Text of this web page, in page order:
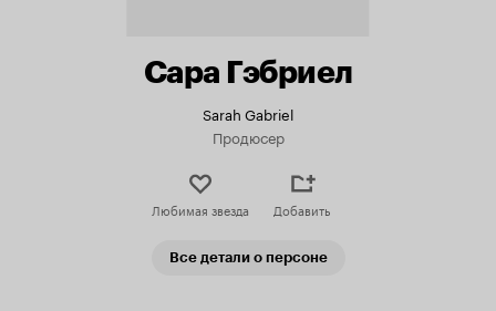
Сара Гэбриел
Sarah Gabriel
Продюсер
Любимая звезда Добавить
Все детали о персоне